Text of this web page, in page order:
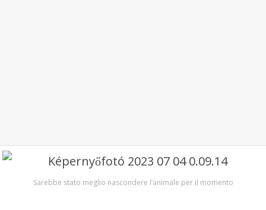
Sarebbe stato meglio nascondere l’animale per il momento